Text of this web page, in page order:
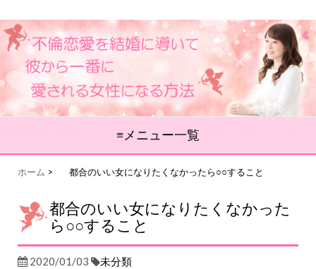
不倫恋愛を結婚に導いて、彼から1番
に愛される女性になる方法
≡メニュー一覧
ホーム > 都合のいい女になりたくなかったら○○すること
都合のいい女になりたくなかった
ら○○すること
2020/01/03 未分類